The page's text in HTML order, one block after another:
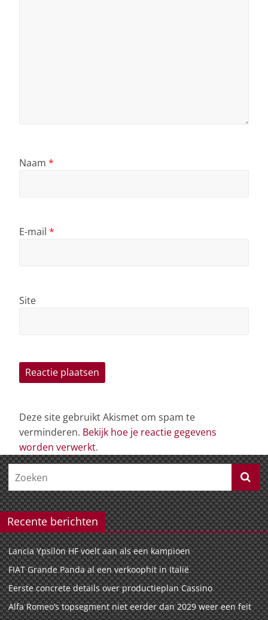
Naam *
E-mail *
Site
Deze site gebruikt Akismet om spam te
verminderen. Bekijk hoe je reactie gegevens
worden verwerkt.
Recente berichten
Lancia Ypsilon HF voelt aan als een kampioen
FIAT Grande Panda al een verkoophit in Italië
Eerste concrete details over productieplan Cassino
Alfa Romeo’s topsegment niet eerder dan 2029 weer een feit